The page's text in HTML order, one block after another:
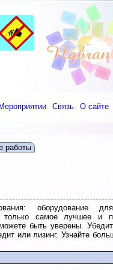
Связь О сайте
работы
оборудование
самое лучшее и
быть уверены.
или лизинг. Узнайте